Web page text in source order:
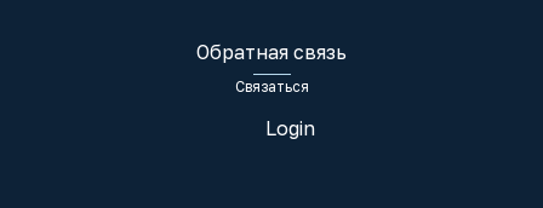
Обратная связь
Связаться
Login